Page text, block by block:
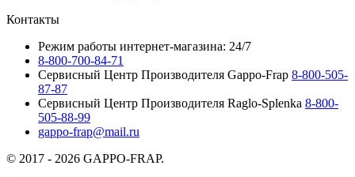
Контакты
Режим работы интернет-магазина: 24/7
8-800-700-84-71
Сервисный Центр Производителя Gappo-Frap 8-800-505-
87-87
Сервисный Центр Производителя Raglo-Splenka 8-800-
505-88-99
gappo-frap@mail.ru
© 2017 - 2026 GAPPO-FRAP.